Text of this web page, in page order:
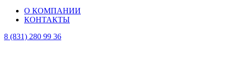
О КОМПАНИИ
КОНТАКТЫ
8 (831) 280 99 36